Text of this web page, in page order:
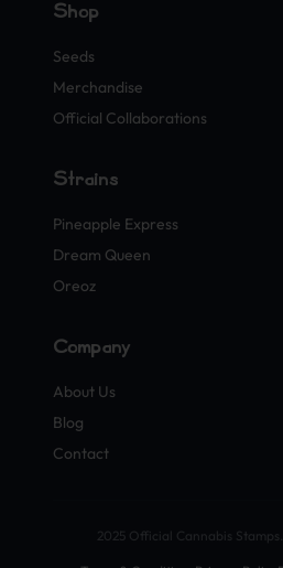
Shop
Seeds
Merchandise
Official Collaborations
Strains
Pineapple Express
Dream Queen
Oreoz
Company
About Us
Blog
Contact
2025 Official Cannabis